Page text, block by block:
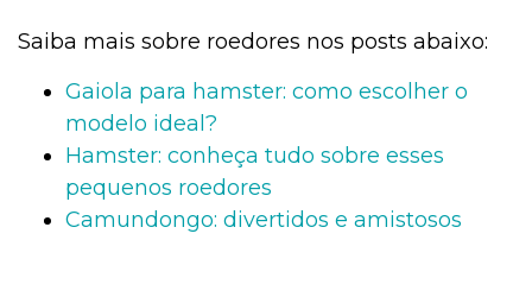
Saiba mais sobre roedores nos posts abaixo:
Gaiola para hamster: como escolher o
modelo ideal?
Hamster: conheça tudo sobre esses
pequenos roedores
Camundongo: divertidos e amistosos